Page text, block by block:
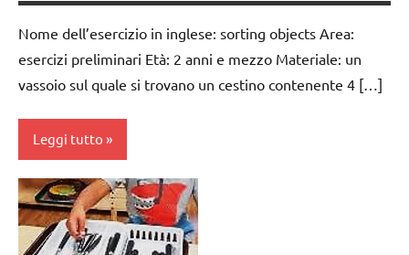
movimenti
elementari
GUIDA
DIDATTICA
TUTTI GLI
PER ETA'
TUTTI GLI
ARTICOLI
Nome dell’esercizio in inglese: sorting objects Area:
esercizi preliminari Età: 2 anni e mezzo Materiale: un
vassoio sul quale si trovano un cestino contenente 4 […]
Leggi tutto
da 0
a 3
anni